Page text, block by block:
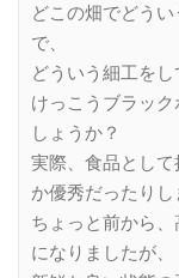
どこの畑でどう
で、
どういう細工を
けっこうブラッ
しょうか？
実際、食品とし
か優秀だったりし
ちょっと前から
になりましたが、